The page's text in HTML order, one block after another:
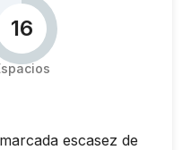
16
escasez de